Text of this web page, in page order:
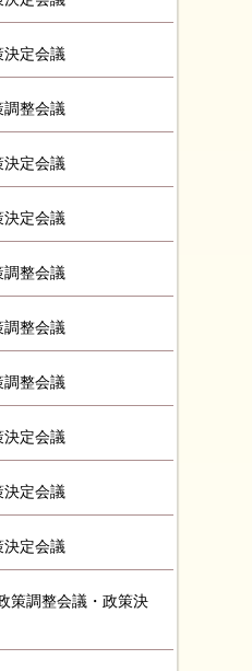
定会議
整会議
定会議
定会議
整会議
整会議
整会議
定会議
定会議
定会議
策調整会議・政策決